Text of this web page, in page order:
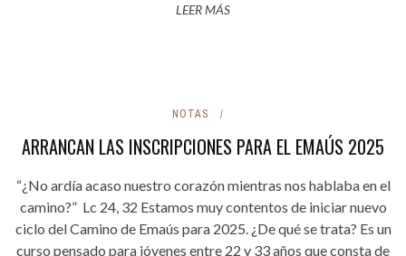
LEER MÁS
NOTAS
ARRANCAN LAS INSCRIPCIONES PARA EL EMAÚS 2025
“¿No ardía acaso nuestro corazón mientras nos hablaba en el
camino?” Lc 24, 32 Estamos muy contentos de iniciar nuevo
ciclo del Camino de Emaús para 2025. ¿De qué se trata? Es un
curso pensado para jóvenes entre 22 y 33 años que consta de